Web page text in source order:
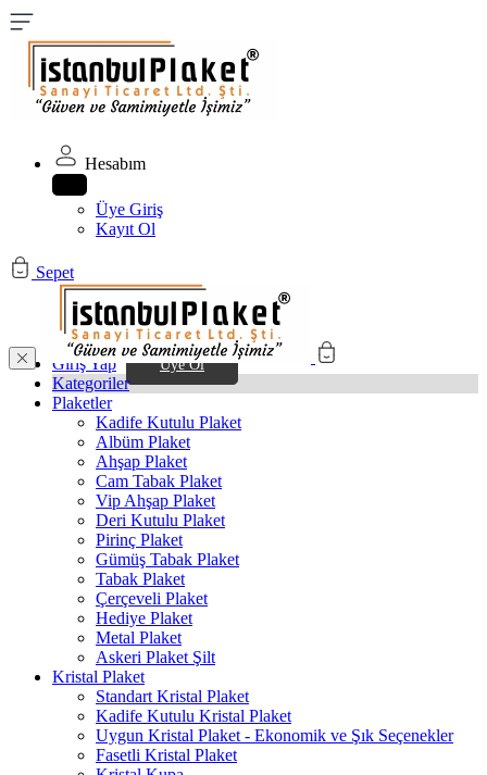
Hesabım
Üye Giriş
Kayıt Ol
Sepet
Giriş Yap Üye Ol
Kategoriler
Plaketler
Kadife Kutulu Plaket
Albüm Plaket
Ahşap Plaket
Cam Tabak Plaket
Vip Ahşap Plaket
Deri Kutulu Plaket
Pirinç Plaket
Gümüş Tabak Plaket
Tabak Plaket
Çerçeveli Plaket
Hediye Plaket
Metal Plaket
Askeri Plaket Şilt
Kristal Plaket
Standart Kristal Plaket
Kadife Kutulu Kristal Plaket
Uygun Kristal Plaket - Ekonomik ve Şık Seçenekler
Fasetli Kristal Plaket